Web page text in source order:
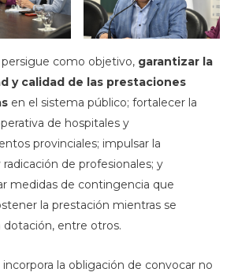
como objetivo, garantizar la
y calidad de las prestaciones
en el sistema público; fortalecer la
de hospitales y
provinciales; impulsar la
de profesionales; y
medidas de contingencia que
la prestación mientras se
dotación, entre otros.
incorpora la obligación de convocar no